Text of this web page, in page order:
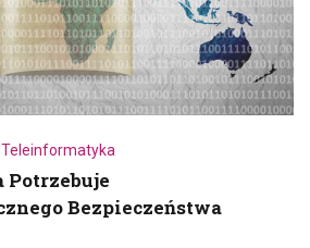
Teleinformatyka
Bezpieczeństwa